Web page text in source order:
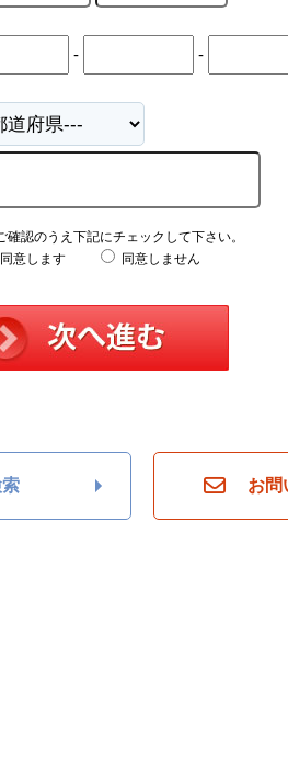
- -
確認のうえ下記にチェックして下さい。
同意します
同意しません
お問